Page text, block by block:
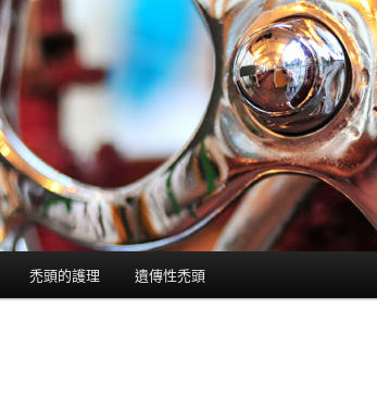
禿頭的護理 遺傳性禿頭